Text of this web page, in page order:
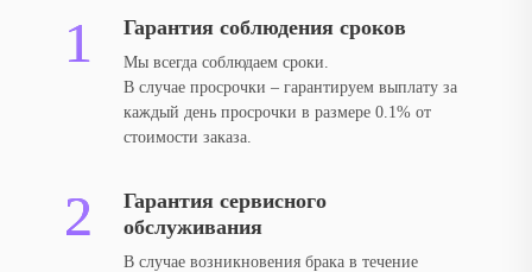
Гарантия соблюдения сроков
Мы всегда соблюдаем сроки.
В случае просрочки – гарантируем выплату за
каждый день просрочки в размере 0.1% от
стоимости заказа.
Гарантия сервисного
обслуживания
В случае возникновения брака в течение